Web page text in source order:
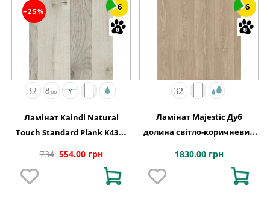
−25% 6
Ламінат Kaindl Natural
Touch Standard Plank K4360
734 554.00 грн
6
Ламінат Majestic Дуб
долина світло-коричневий
1830.00 грн